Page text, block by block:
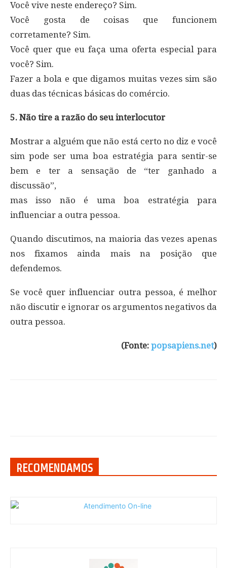
Você vive neste endereço? Sim.
Você gosta de coisas que funcionem
corretamente? Sim.
Você quer que eu faça uma oferta especial para
você? Sim.
Fazer a bola e que digamos muitas vezes sim são
duas das técnicas básicas do comércio.
5. Não tire a razão do seu interlocutor
Mostrar a alguém que não está certo no diz e você
sim pode ser uma boa estratégia para sentir-se
bem e ter a sensação de “ter ganhado a
discussão”,
mas isso não é uma boa estratégia para
influenciar a outra pessoa.
Quando discutimos, na maioria das vezes apenas
nos fixamos ainda mais na posição que
defendemos.
Se você quer influenciar outra pessoa, é melhor
não discutir e ignorar os argumentos negativos da
outra pessoa.
(Fonte: popsapiens.net)
RECOMENDAMOS